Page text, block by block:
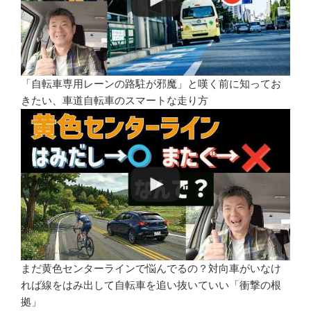
「自転車専用レーンの路駐が邪魔」と嘆く前に知ってお
きたい、車道自転車のスマートな走り方
まだ黄色センターラインで悩んでるの？対向車がいなけ
れば線をはみ出して自転車を追い抜いていい「衝撃の根
拠」